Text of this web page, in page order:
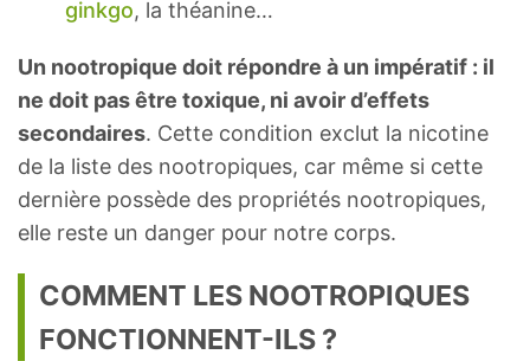
ginkgo, la théanine…
Un nootropique doit répondre à un impératif : il
ne doit pas être toxique, ni avoir d’effets
secondaires. Cette condition exclut la nicotine
de la liste des nootropiques, car même si cette
dernière possède des propriétés nootropiques,
elle reste un danger pour notre corps.
COMMENT LES NOOTROPIQUES
FONCTIONNENT-ILS ?